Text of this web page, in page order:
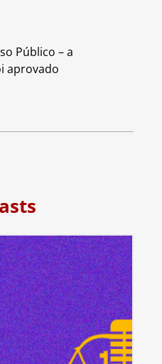
Público – a
aprovado